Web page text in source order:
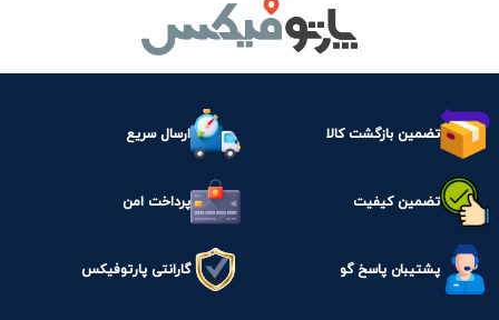
تضمین بازگشت کالا ارسال سریع
تضمین کیفیت پرداخت امن
پشتیبان پاسخ گو گارانتی پارتوفیکس